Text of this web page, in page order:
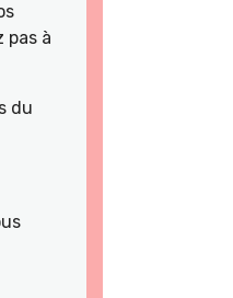
pas à
du